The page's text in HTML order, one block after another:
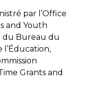
par l’Office
and Youth
du Bureau du
l’Éducation,
Grants and